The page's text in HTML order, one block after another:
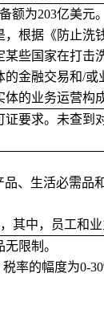
额为203亿美元。
根据《防止洗
些国家在打击
的金融交易和/或
的业务运营构
要求。未查到
品、生活必需品
，其中，员工和
限制。
税率的幅度为0-